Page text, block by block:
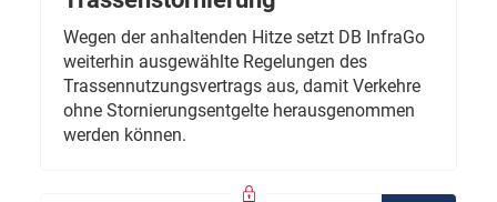
Wegen der anhaltenden Hitze setzt DB InfraGo
weiterhin ausgewählte Regelungen des
Trassennutzungsvertrags aus, damit Verkehre
ohne Stornierungsentgelte herausgenommen
werden können.